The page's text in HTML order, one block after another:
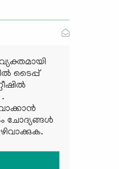
ടൈപ്പ്
ചോദ്യങ്ങള്‍